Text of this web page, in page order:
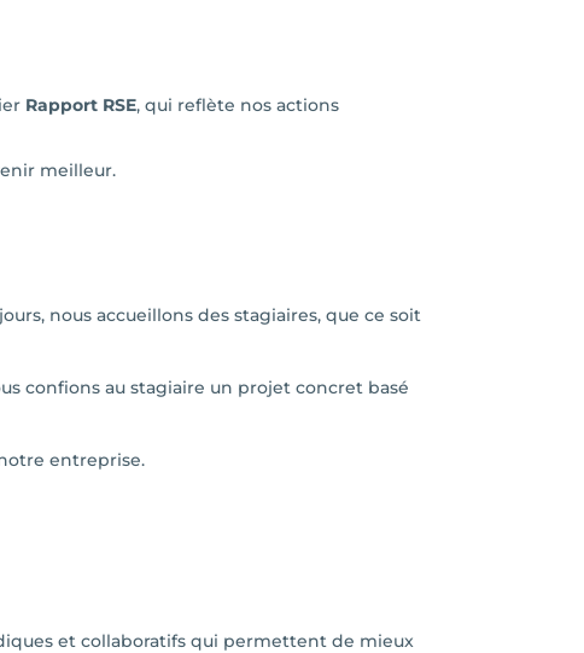
Rapport RSE, qui reflète nos actions
meilleur.
nous accueillons des stagiaires, que ce soit
confions au stagiaire un projet concret basé
entreprise.
et collaboratifs qui permettent de mieux